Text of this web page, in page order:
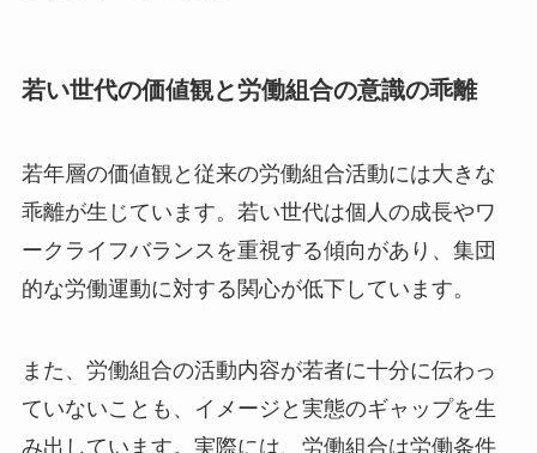
若い世代の価値観と労働組合の意識の乖離
若年層の価値観と従来の労働組合活動には大きな
乖離が生じています。若い世代は個人の成長やワ
ークライフバランスを重視する傾向があり、集団
的な労働運動に対する関心が低下しています。
また、労働組合の活動内容が若者に十分に伝わっ
ていないことも、イメージと実態のギャップを生
み出しています。実際には、労働組合は労働条件